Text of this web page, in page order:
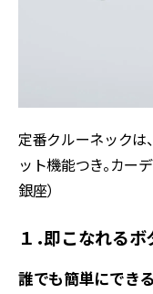
定番クルーネックは
ット機能つき。カー
銀座）
１．即こなれる
誰でも簡単にでき